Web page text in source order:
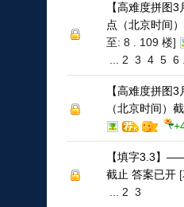
【高难度拼
点（北京时间
至: 8 . 109 楼]
2 3 4 5 6
【高难度拼图
（北京时间）
【填字3.3】
截止 答案已开
2 3